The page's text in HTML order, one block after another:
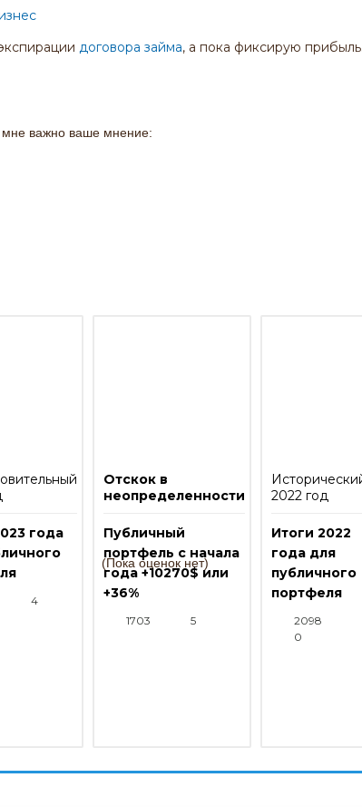
договора займа, а пока фиксирую прибыль.
мне важно ваше мнение:
(Пока оценок нет)
года
4
Отскок в
неопределенности
Публичный
портфель с начала
года +10270$ или
+36%
1703 5
2022 год
Итоги 2022
года для
публичного
портфеля
2098
0